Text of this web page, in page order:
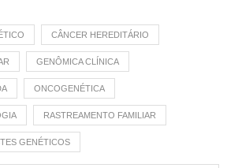
CÂNCER HEREDITÁRIO
GENÔMICA CLÍNICA
ONCOGENÉTICA
RASTREAMENTO FAMILIAR
GENÉTICOS